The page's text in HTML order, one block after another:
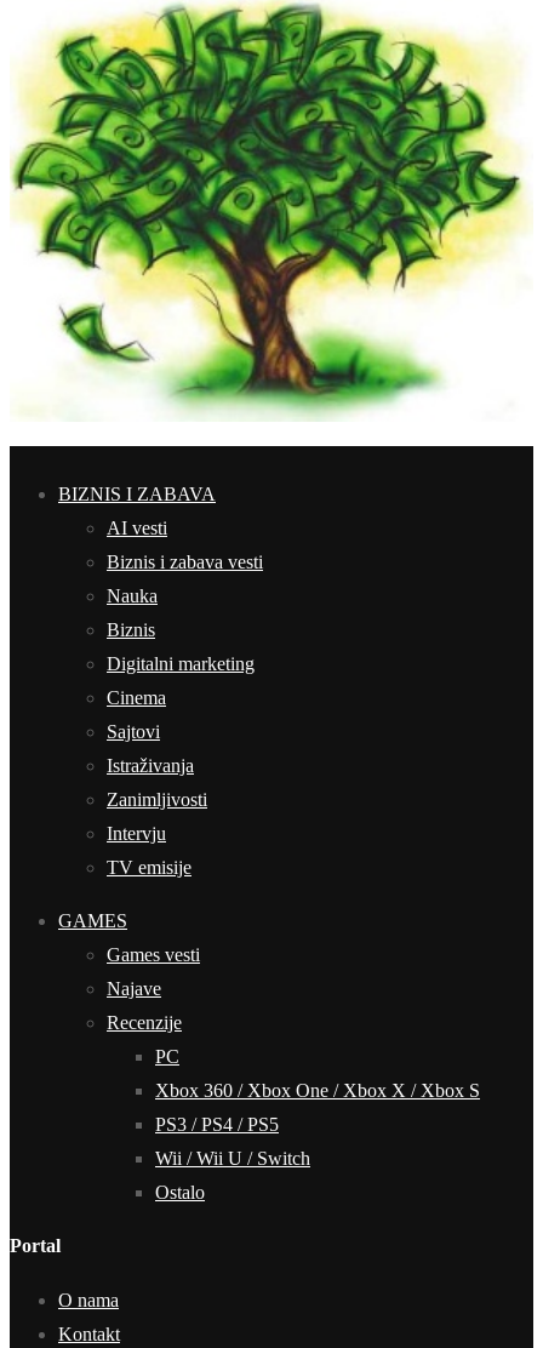
BIZNIS I ZABAVA
AI vesti
Biznis i zabava vesti
Nauka
Biznis
Digitalni marketing
Cinema
Sajtovi
Istraživanja
Zanimljivosti
Intervju
TV emisije
GAMES
Games vesti
Najave
Recenzije
PC
Xbox 360 / Xbox One / Xbox X / Xbox S
PS3 / PS4 / PS5
Wii / Wii U / Switch
Ostalo
Portal
O nama
Kontakt